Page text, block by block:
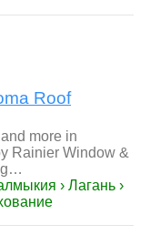
Roof
more in
Rainier Window &
› Лагань ›